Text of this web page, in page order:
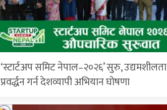
‘स्टार्टअप समिट नेपाल–२०२६’ सुरु, उद्यमशीलता
प्रवर्द्धन गर्न देशव्यापी अभियान घोषणा